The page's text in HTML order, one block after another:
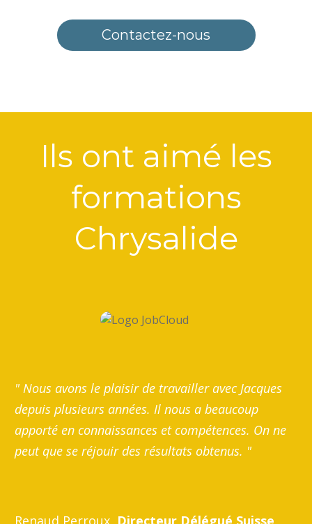
Contactez-nous
Ils ont aimé les
formations
Chrysalide
" Nous avons le plaisir de travailler avec Jacques
depuis plusieurs années. Il nous a beaucoup
apporté en connaissances et compétences. On ne
peut que se réjouir des résultats obtenus. "
Renaud Perroux, Directeur Délégué Suisse